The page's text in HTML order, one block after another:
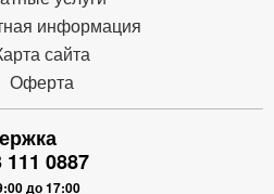
информация
сайта
Оферта
111 0887
до 17:00